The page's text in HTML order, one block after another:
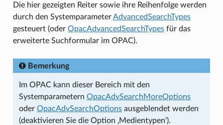
Die hier gezeigten Reiter sowie ihre Reihenfolge werden
durch den SystemparameterAdvancedSearchTypes
gesteuert (oder OpacAdvancedSearchTypesfür das
erweiterte Suchformular im OPAC).
Bemerkung
Im OPAC kann dieser Bereich mit den
Systemparametern OpacAdvSearchMoreOptions
oder OpacAdvSearchOptionsausgeblendet werden
(deaktivieren Sie die Option ‚Medientypen‘).